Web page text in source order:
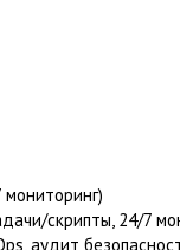
скрипты, 24/7
аудит